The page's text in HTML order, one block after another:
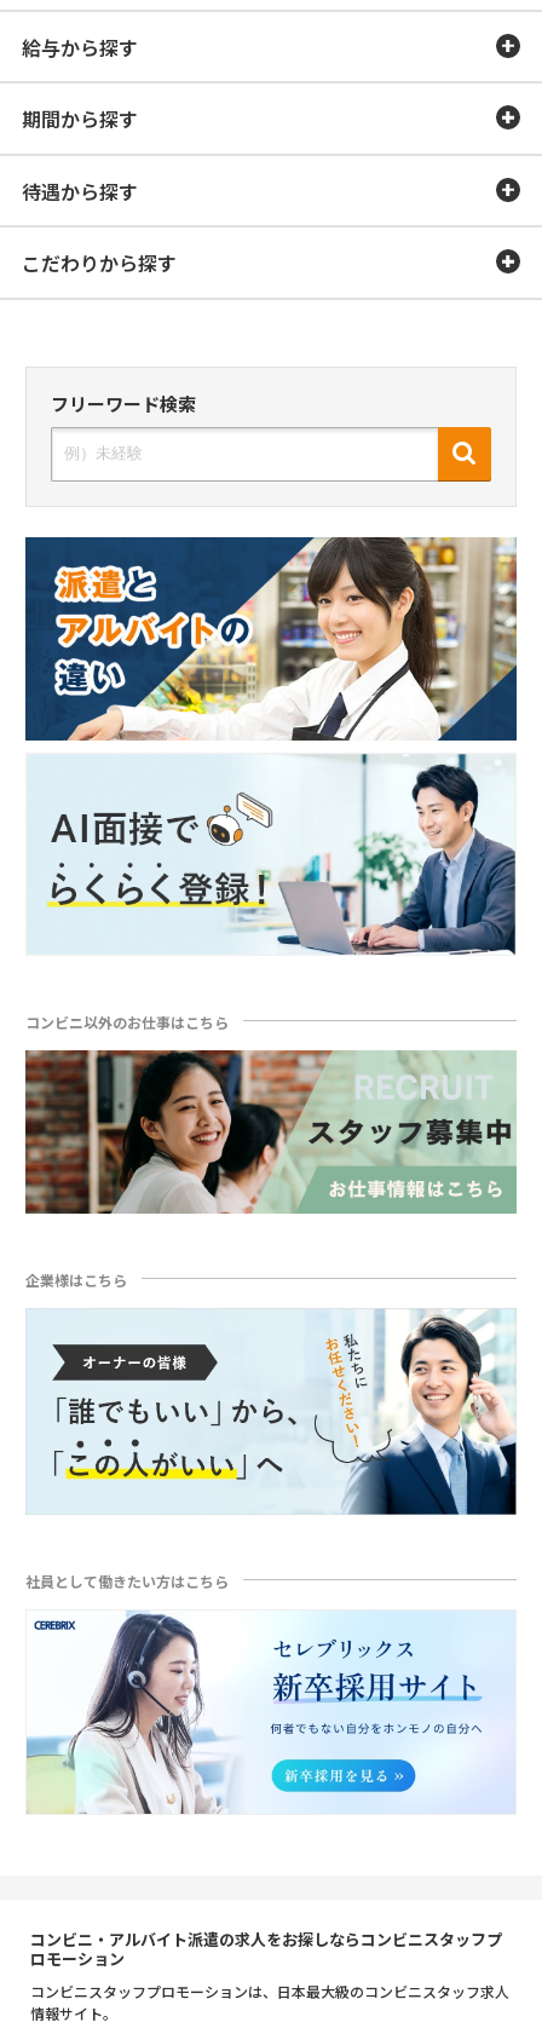
給与から探す
期間から探す
待遇から探す
こだわりから探す
フリーワード検索
コンビニ以外のお仕事はこちら
企業様はこちら
社員として働きたい方はこちら
コンビニ・アルバイト派遣の求人をお探しならコンビニスタッフプ
ロモーション
コンビニスタッフプロモーションは、日本最大級のコンビニスタッフ求人
情報サイト。